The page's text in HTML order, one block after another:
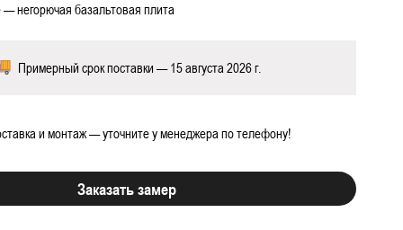
негорючая базальтовая плита
Примерный срок поставки — 15 августа 2026 г.
и монтаж — уточните у менеджера по телефону!
Заказать замер